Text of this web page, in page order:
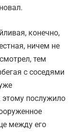
конечно,
ничем не
тем
с соседями
послужило
между его